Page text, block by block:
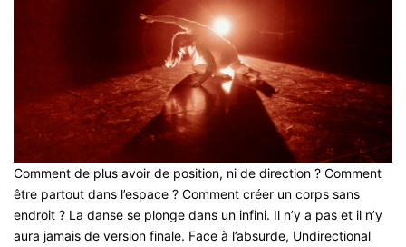
Comment de plus avoir de position, ni de direction ? Comment
être partout dans l’espace ? Comment créer un corps sans
endroit ? La danse se plonge dans un infini. Il n’y a pas et il n’y
aura jamais de version finale. Face à l’absurde, Undirectional